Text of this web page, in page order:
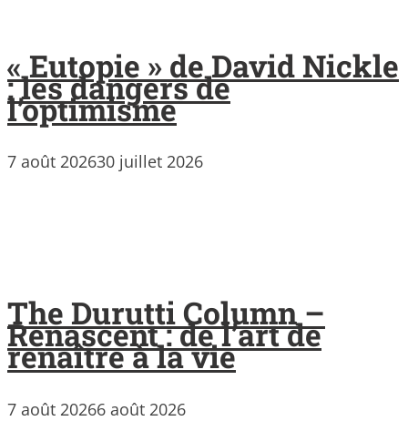
« Eutopie » de David Nickle
: les dangers de
l’optimisme
7 août 202630 juillet 2026
The Durutti Column –
Renascent : de l’art de
renaître à la vie
7 août 20266 août 2026